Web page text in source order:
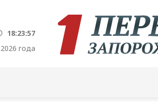
18:23:58
2026 года